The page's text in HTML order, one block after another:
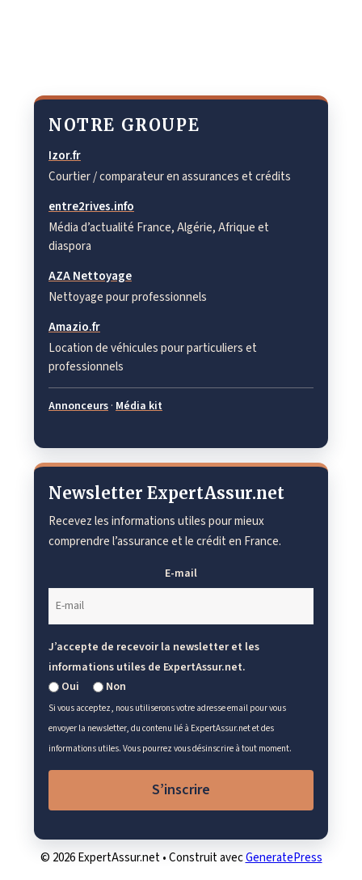
NOTRE GROUPE
Izor.fr
Courtier / comparateur en assurances et crédits
entre2rives.info
Média d’actualité France, Algérie, Afrique et
diaspora
AZA Nettoyage
Nettoyage pour professionnels
Amazio.fr
Location de véhicules pour particuliers et
professionnels
Annonceurs · Média kit
Newsletter ExpertAssur.net
Recevez les informations utiles pour mieux
comprendre l’assurance et le crédit en France.
E-mail
J’accepte de recevoir la newsletter et les
informations utiles de ExpertAssur.net.
Oui
Non
Si vous acceptez, nous utiliserons votre adresse email pour vous
envoyer la newsletter, du contenu lié à ExpertAssur.net et des
informations utiles. Vous pourrez vous désinscrire à tout moment.
S’inscrire
© 2026 ExpertAssur.net• Construit avecGeneratePress